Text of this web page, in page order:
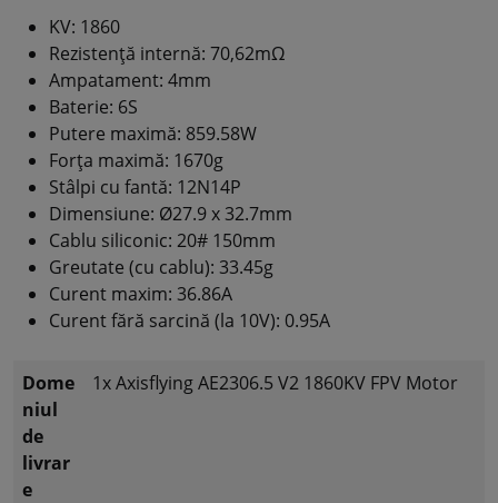
KV: 1860
Rezistență internă: 70,62mΩ
Ampatament: 4mm
Baterie: 6S
Putere maximă: 859.58W
Forța maximă: 1670g
Stâlpi cu fantă: 12N14P
Dimensiune: Ø27.9 x 32.7mm
Cablu siliconic: 20# 150mm
Greutate (cu cablu): 33.45g
Curent maxim: 36.86A
Curent fără sarcină (la 10V): 0.95A
Dome
niul
de
livrar
e
1x Axisflying AE2306.5 V2 1860KV FPV Motor